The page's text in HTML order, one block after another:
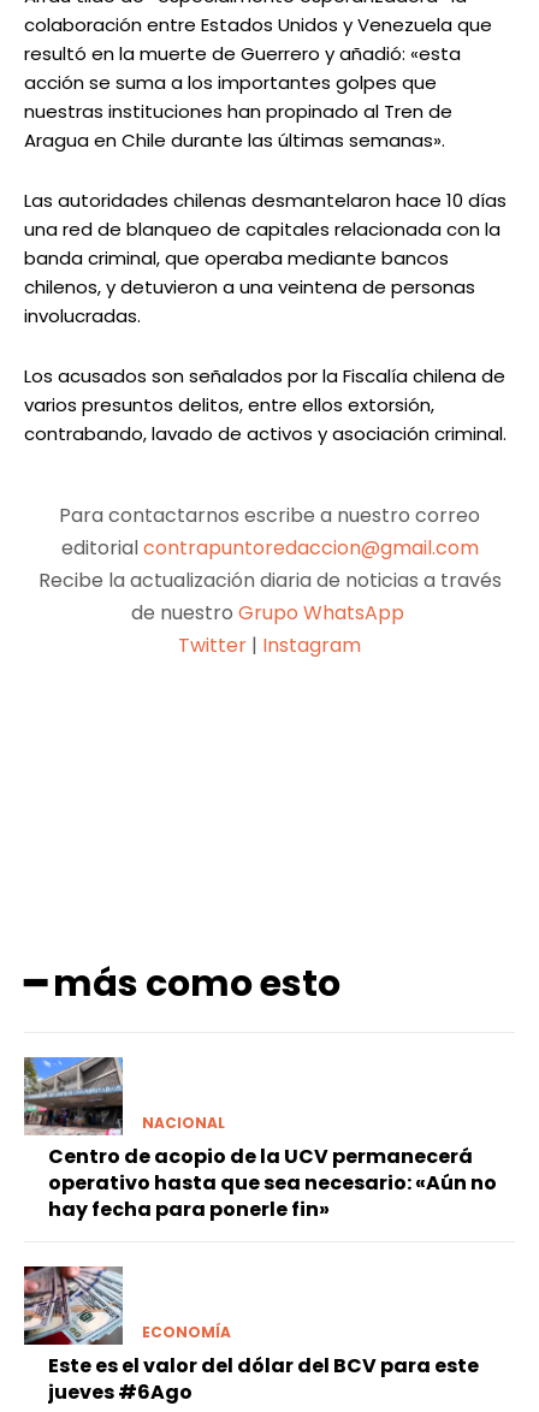
colaboración entre Estados Unidos y Venezuela que
resultó en la muerte de Guerrero y añadió: «esta
acción se suma a los importantes golpes que
nuestras instituciones han propinado al Tren de
Aragua en Chile durante las últimas semanas».
Las autoridades chilenas desmantelaron hace 10 días
una red de blanqueo de capitales relacionada con la
banda criminal, que operaba mediante bancos
chilenos, y detuvieron a una veintena de personas
involucradas.
Los acusados son señalados por la Fiscalía chilena de
varios presuntos delitos, entre ellos extorsión,
contrabando, lavado de activos y asociación criminal.
Para contactarnos escribe a nuestro correo
editorialcontrapuntoredaccion@gmail.com
Recibe la actualización diaria de noticias a través
de nuestro Grupo WhatsApp
Twitter | Instagram
━ más como esto
NACIONAL
Centro de acopio de la UCV permanecerá
operativo hasta que sea necesario: «Aún no
hay fecha para ponerle fin»
ECONOMÍA
Este es el valor del dólar del BCV para este
jueves #6Ago